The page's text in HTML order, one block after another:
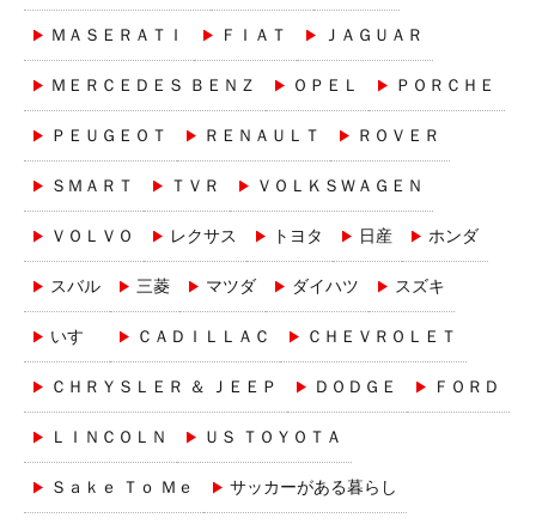
ＭＡＳＥＲＡＴＩ ＦＩＡＴ ＪＡＧＵＡＲ
ＭＥＲＣＥＤＥＳ ＢＥＮＺ ＯＰＥＬ ＰＯＲＣＨＥ
ＰＥＵＧＥＯＴ ＲＥＮＡＵＬＴ ＲＯＶＥＲ
ＳＭＡＲＴ ＴＶＲ ＶＯＬＫＳＷＡＧＥＮ
ＶＯＬＶＯ レクサス トヨタ 日産 ホンダ
スバル 三菱 マツダ ダイハツ スズキ
いすゞ ＣＡＤＩＬＬＡＣ ＣＨＥＶＲＯＬＥＴ
ＣＨＲＹＳＬＥＲ ＆ ＪＥＥＰ ＤＯＤＧＥ ＦＯＲＤ
ＬＩＮＣＯＬＮ ＵＳ ＴＯＹＯＴＡ
Ｓａｋｅ Ｔｏ Ｍｅ サッカーがある暮らし